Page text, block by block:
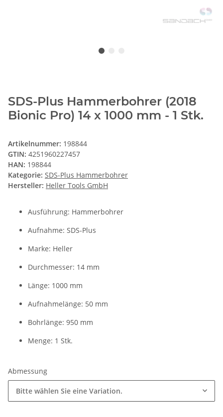
SDS-Plus Hammerbohrer (2018
Bionic Pro) 14 x 1000 mm - 1 Stk.
Artikelnummer: 198844
GTIN: 4251960227457
HAN: 198844
Kategorie: SDS-Plus Hammerbohrer
Hersteller: Heller Tools GmbH
Ausführung: Hammerbohrer
Aufnahme: SDS-Plus
Marke: Heller
Durchmesser: 14 mm
Länge: 1000 mm
Aufnahmelänge: 50 mm
Bohrlänge: 950 mm
Menge: 1 Stk.
Abmessung
Bitte wählen Sie eine Variation.